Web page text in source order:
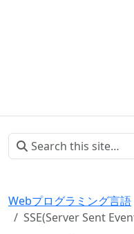
Webプログラミング言語
SSE(Server Sent